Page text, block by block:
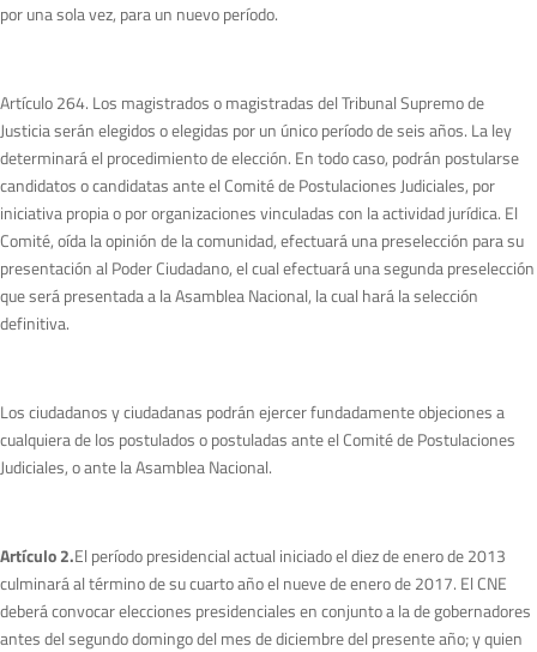
por una sola vez, para un nuevo período.
Artículo 264. Los magistrados o magistradas del Tribunal Supremo de
Justicia serán elegidos o elegidas por un único período de seis años. La ley
determinará el procedimiento de elección. En todo caso, podrán postularse
candidatos o candidatas ante el Comité de Postulaciones Judiciales, por
iniciativa propia o por organizaciones vinculadas con la actividad jurídica. El
Comité, oída la opinión de la comunidad, efectuará una preselección para su
presentación al Poder Ciudadano, el cual efectuará una segunda preselección
que será presentada a la Asamblea Nacional, la cual hará la selección
definitiva.
Los ciudadanos y ciudadanas podrán ejercer fundadamente objeciones a
cualquiera de los postulados o postuladas ante el Comité de Postulaciones
Judiciales, o ante la Asamblea Nacional.
Artículo 2.El período presidencial actual iniciado el diez de enero de 2013
culminará al término de su cuarto año el nueve de enero de 2017. El CNE
deberá convocar elecciones presidenciales en conjunto a la de gobernadores
antes del segundo domingo del mes de diciembre del presente año; y quien